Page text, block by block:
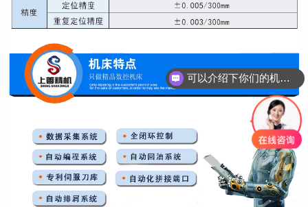
可以介绍下你们的机床吗？